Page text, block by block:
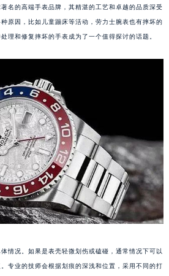
名的高端手表品牌，其精湛的工艺和卓越的品质深受
原因，比如儿童蹦床等活动，劳力士腕表也有摔坏的
理和修复摔坏的手表成为了一个值得探讨的话题。
情况。如果是表壳轻微划伤或磕碰，通常情况下可以
专业的技师会根据划痕的深浅和位置，采用不同的打